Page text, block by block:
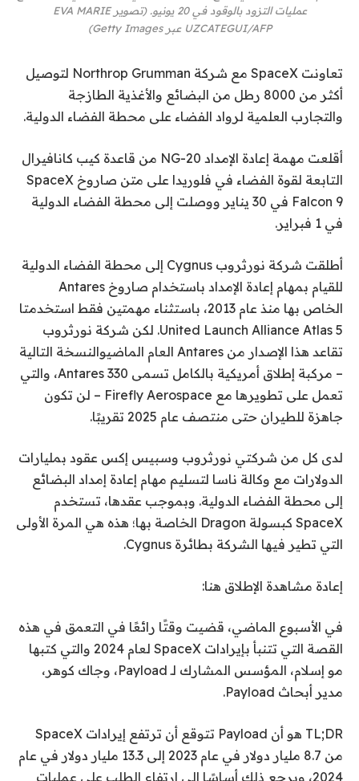
عمليات التزود بالوقود في 20 يونيو. (تصوير EVA MARIE
UZCATEGUI/AFP عبر Getty Images)
تعاونت SpaceX مع شركة Northrop Grumman لتوصيل
أكثر من 8000 رطل من البضائع والأغذية الطازجة
والتجارب العلمية لرواد الفضاء على محطة الفضاء الدولية.
أقلعت مهمة إعادة الإمداد NG-20 من قاعدة كيب كانافيرال
التابعة لقوة الفضاء في فلوريدا على متن صاروخ SpaceX
Falcon 9 في 30 يناير ووصلت إلى محطة الفضاء الدولية
في 1 فبراير.
أطلقت شركة نورثروب Cygnus إلى محطة الفضاء الدولية
للقيام بمهام إعادة الإمداد باستخدام صاروخ Antares
الخاص بها منذ عام 2013، باستثناء مهمتين فقط استخدمتا
United Launch Alliance Atlas 5. لكن شركة نورثروب
تقاعد هذا الإصدار من Antares العام الماضي
والنسخة التالية
– مركبة إطلاق أمريكية بالكامل تسمى Antares 330، والتي
تعمل على تطويرها مع Firefly Aerospace – لن تكون
جاهزة للطيران حتى منتصف عام 2025 تقريبًا.
لدى كل من شركتي نورثروب وسبيس إكس عقود بمليارات
الدولارات مع وكالة ناسا لتسليم مهام إعادة إمداد البضائع
إلى محطة الفضاء الدولية. وبموجب عقدها، تستخدم
SpaceX كبسولة Dragon الخاصة بها؛ هذه هي المرة الأولى
التي تطير فيها الشركة بطائرة Cygnus.
إعادة مشاهدة الإطلاق هنا:
في الأسبوع الماضي، قضيت وقتًا رائعًا في التعمق في هذه
القصة التي تتنبأ بإيرادات SpaceX لعام 2024 والتي كتبها
مو إسلام، المؤسس المشارك لـ Payload، وجاك كوهر،
مدير أبحاث Payload.
TL;DR هو أن Payload تتوقع أن ترتفع إيرادات SpaceX
من 8.7 مليار دولار في عام 2023 إلى 13.3 مليار دولار في عام
2024، ويرجع ذلك أساسًا إلى ارتفاع الطلب على عمليات